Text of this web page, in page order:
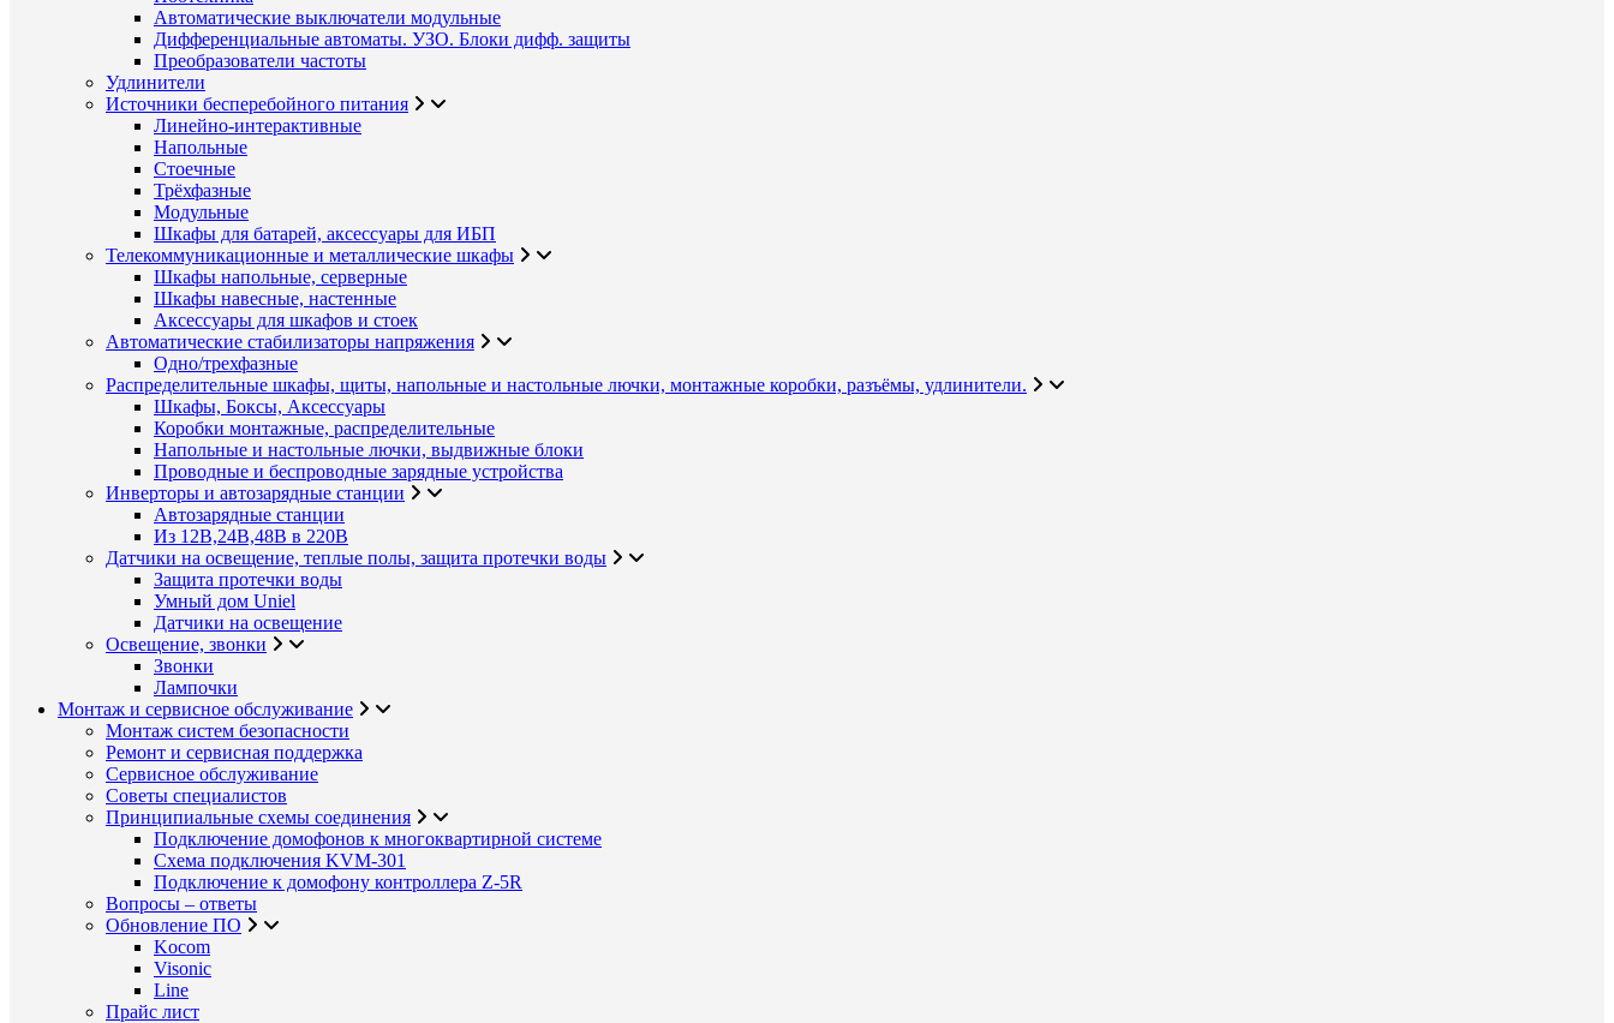
Автоматические выключатели модульные
Дифференциальные автоматы. УЗО. Блоки дифф. защиты
Преобразователи частоты
Удлинители
Источники бесперебойного питания
Линейно-интерактивные
Напольные
Стоечные
Трёхфазные
Модульные
Шкафы для батарей, аксессуары для ИБП
Телекоммуникационные и металлические шкафы
Шкафы напольные, серверные
Шкафы навесные, настенные
Аксессуары для шкафов и стоек
Автоматические стабилизаторы напряжения
Одно/трехфазные
Распределительные шкафы, щиты, напольные и настольные лючки, монтажные коробки, разъёмы, удлинители.
Шкафы, Боксы, Аксессуары
Коробки монтажные, распределительные
Напольные и настольные лючки, выдвижные блоки
Проводные и беспроводные зарядные устройства
Инверторы и автозарядные станции
Автозарядные станции
Из 12В,24В,48В в 220В
Датчики на освещение, теплые полы, защита протечки воды
Защита протечки воды
Умный дом Uniel
Датчики на освещение
Освещение, звонки
Звонки
Лампочки
Монтаж и сервисное обслуживание
Монтаж систем безопасности
Ремонт и сервисная поддержка
Сервисное обслуживание
Советы специалистов
Принципиальные схемы соединения
Подключение домофонов к многоквартирной системе
Схема подключения KVM-301
Подключение к домофону контроллера Z-5R
Вопросы – ответы
Обновление ПО
Kocom
Visonic
Line
Прайс лист